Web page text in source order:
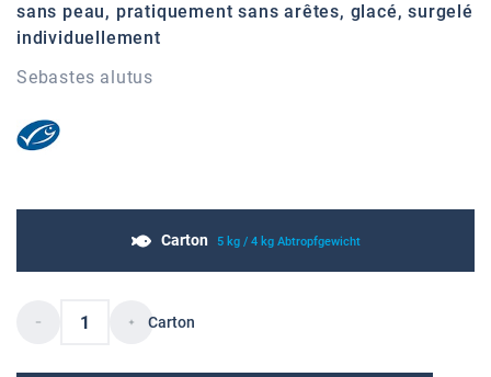
sans peau, pratiquement sans arêtes, glacé, surgelé
individuellement
Sebastes alutus
Carton 5 kg / 4 kg Abtropfgewicht
Carton